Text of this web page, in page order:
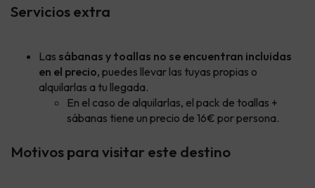
Servicios extra
Las sábanas y toallas no se encuentran incluidas
en el precio, puedes llevar las tuyas propias o
alquilarlas a tu llegada.
En el caso de alquilarlas, el pack de toallas +
sábanas tiene un precio de 16€ por persona.
Motivos para visitar este destino